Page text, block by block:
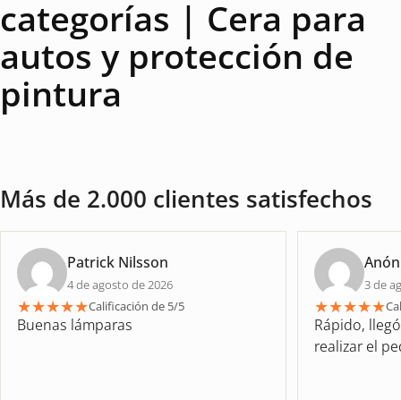
categorías | Cera para
autos y protección de
pintura
Más de 2.000 clientes satisfechos
Patrick Nilsson
4 de agosto de 2026
★★★★★Calificación de 5/5
Buenas lámparas
3 de
★★★★★
Rápido,
realizar el